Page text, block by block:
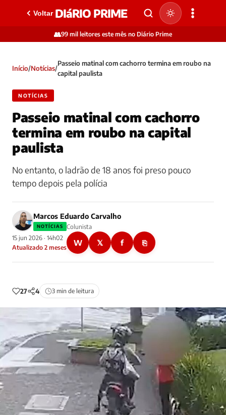
Voltar DIáRIO PRIME
👥99 mil leitores este mês no Diário Prime
Início/Notícias/
Passeio matinal com cachorro termina em roubo na
capital paulista
NOTÍCIAS
Passeio matinal com cachorro
termina em roubo na capital
paulista
No entanto, o ladrão de 18 anos foi preso pouco
tempo depois pela polícia
Marcos Eduardo Carvalho
NOTÍCIAS
Colunista
15 jun 2026 · 14h02
Atualizado 2 meses
W 𝕏 f ⎘
27 4 3 min de leitura